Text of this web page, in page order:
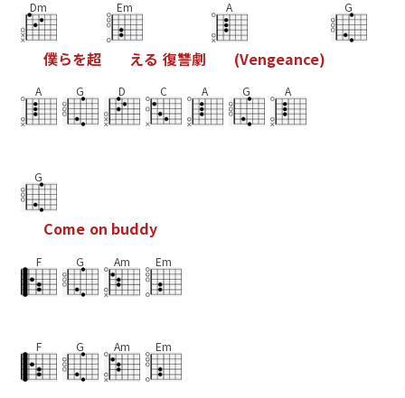
Dm
僕らを超
Em
える 復讐劇
A
(Vengeance)
G
A G D C A G A
G
Come on buddy
F G Am Em
F G Am Em